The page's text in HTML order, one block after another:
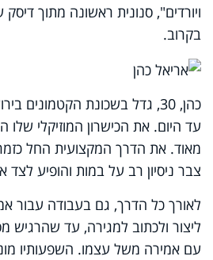
ויורדים", סנונית ראשונה מתוך
בקרוב.
כהן, 30, גדל בשכונת הקטמונים
עד היום. את הכישרון המוזיקלי
מאוד. את הדרך המקצועית החל
צבר ניסיון רב על במות והופיע לצד
לאורך כל הדרך, גם בעבודה עבור
ליצור ולכתוב למגירה, עד
עם אמירה משל עצמו. השפעותיו